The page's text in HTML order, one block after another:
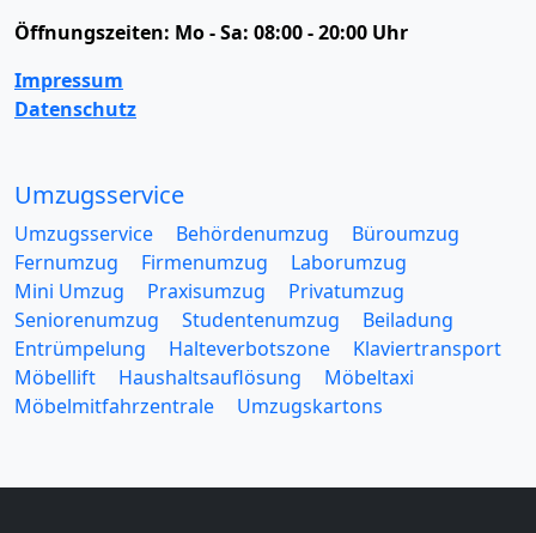
Öffnungszeiten: Mo - Sa: 08:00 - 20:00 Uhr
Impressum
Datenschutz
Umzugsservice
Umzugsservice Behördenumzug
Büroumzug
Fernumzug
Firmenumzug
Laborumzug
Mini Umzug
Praxisumzug
Privatumzug
Seniorenumzug
Studentenumzug
Beiladung
Entrümpelung
Halteverbotszone
Klaviertransport
Möbellift
Haushaltsauflösung
Möbeltaxi
Möbelmitfahrzentrale
Umzugskartons